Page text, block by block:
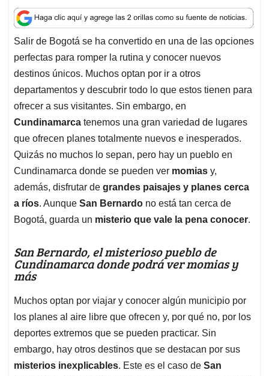
a
t
s
A
p
p
c
e
b
o
o
k
n
k
e
d
I
n
a
i
l
r
e
a
d
s
Salir de Bogotá se ha convertido en una de las opciones
perfectas para romper la rutina y conocer nuevos
destinos únicos. Muchos optan por ir a otros
departamentos y descubrir todo lo que estos tienen para
ofrecer a sus visitantes. Sin embargo, en
Cundinamarca tenemos una gran variedad de lugares
que ofrecen planes totalmente nuevos e inesperados.
Quizás no muchos lo sepan, pero hay un pueblo en
Cundinamarca donde se pueden ver momias y,
además, disfrutar de grandes paisajes y planes cerca
a ríos. Aunque San Bernardo no está tan cerca de
Bogotá, guarda un misterio que vale la pena conocer.
San Bernardo, el misterioso pueblo de
Cundinamarca donde podrá ver momias y
más
Muchos optan por viajar y conocer algún municipio por
los planes al aire libre que ofrecen y, por qué no, por los
deportes extremos que se pueden practicar. Sin
embargo, hay otros destinos que se destacan por sus
misterios inexplicables. Este es el caso de San